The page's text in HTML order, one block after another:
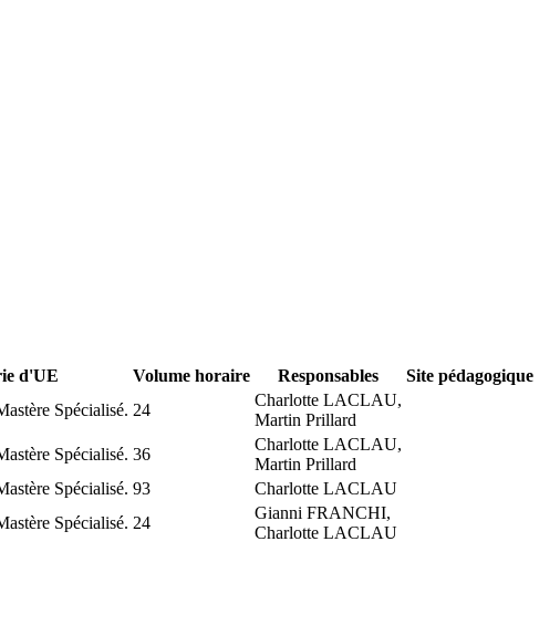
d'UE Volume horaire Responsables
Site pédagogique
Spécialisé. 24
Charlotte LACLAU,
Martin Prillard
Spécialisé. 36
Charlotte LACLAU,
Martin Prillard
Spécialisé. 93
Charlotte LACLAU
Spécialisé. 24
Gianni FRANCHI,
Charlotte LACLAU